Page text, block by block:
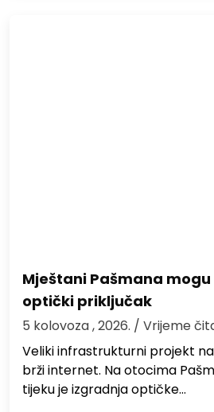
Mještani Pašmana
optički priključak
5 kolovoza , 2026. / Vrijeme
Veliki infrastrukturni projekt
brži internet. Na otocima
tijeku je izgradnja optičke…